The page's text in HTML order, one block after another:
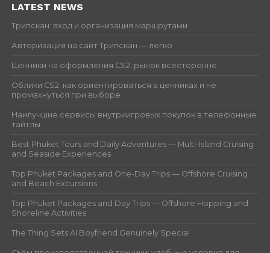
LATEST NEWS
Трипскан: вход и организация маршрутами
Авторизация на сайт Трипскан — легко
Ценники на оформления CS2: рынок всесторонне
Облики CS2: как ориентироваться в ценниках и не
промахнуться при выборе
Наилучшие сервисы внутриигровых покупок в телефонные
тайтлы
Best Phuket Tours and Daily Adventures — Multi-Island Cruising
and Seaside Experiences
Top Phuket Packages and One-Day Trips — Offshore Cruising
and Beach Excursions
Top Phuket Packages and Day Trips — Offshore Hopping and
Shoreline Activities
The Thing Sets AI Boyfriend Genuinely Special